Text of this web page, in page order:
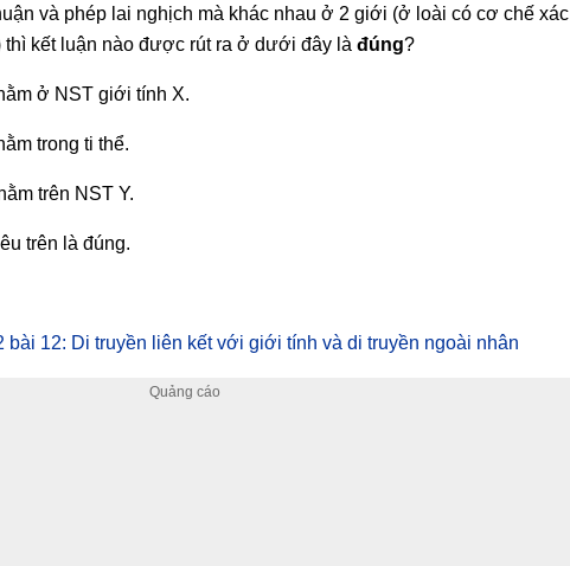
và phép lai nghịch mà khác nhau ở 2 giới (ở loài có cơ chế xác
kết luận nào được rút ra ở dưới đây là đúng?
ở NST giới tính X.
trong ti thể.
trên NST Y.
trên là đúng.
bài 12: Di truyền liên kết với giới tính và di truyền ngoài nhân